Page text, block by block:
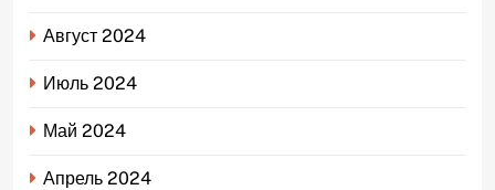
Август 2024
Июль 2024
Май 2024
Апрель 2024